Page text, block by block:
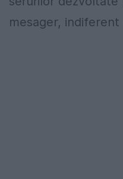
mesager, indiferent